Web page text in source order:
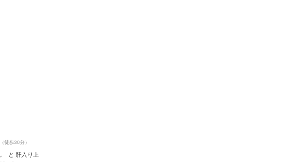
（徒歩30分）
と 肝入り上